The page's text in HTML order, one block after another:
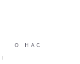
О НАС